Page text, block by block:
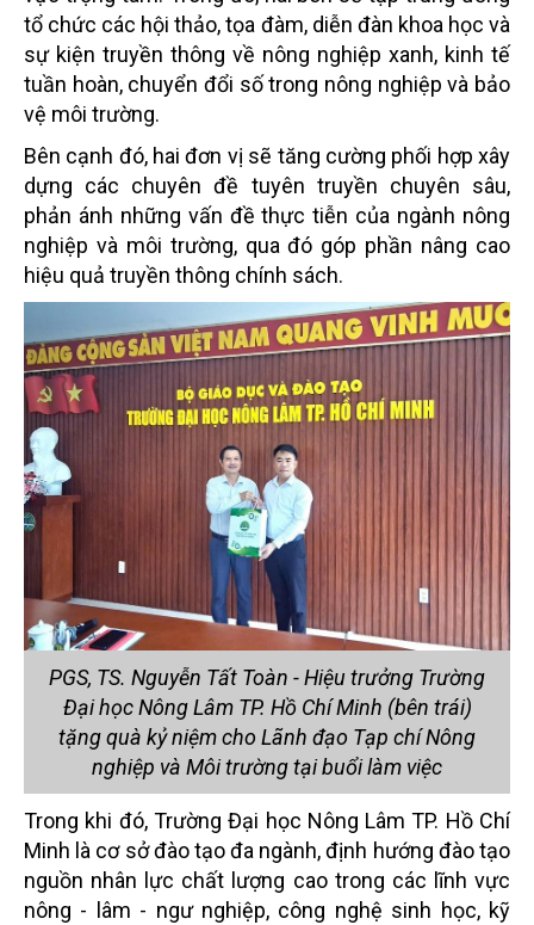
tổ chức các hội thảo, tọa đàm, diễn đàn khoa học và
sự kiện truyền thông về nông nghiệp xanh, kinh tế
tuần hoàn, chuyển đổi số trong nông nghiệp và bảo
vệ môi trường.
Bên cạnh đó, hai đơn vị sẽ tăng cường phối hợp xây
dựng các chuyên đề tuyên truyền chuyên sâu,
phản ánh những vấn đề thực tiễn của ngành nông
nghiệp và môi trường, qua đó góp phần nâng cao
hiệu quả truyền thông chính sách.
PGS, TS. Nguyễn Tất Toàn - Hiệu trưởng Trường
Đại học Nông Lâm TP. Hồ Chí Minh (bên trái)
tặng quà kỷ niệm cho Lãnh đạo Tạp chí Nông
nghiệp và Môi trường tại buổi làm việc
Trong khi đó, Trường Đại học Nông Lâm TP. Hồ Chí
Minh là cơ sở đào tạo đa ngành, định hướng đào tạo
nguồn nhân lực chất lượng cao trong các lĩnh vực
nông - lâm - ngư nghiệp, công nghệ sinh học, kỹ